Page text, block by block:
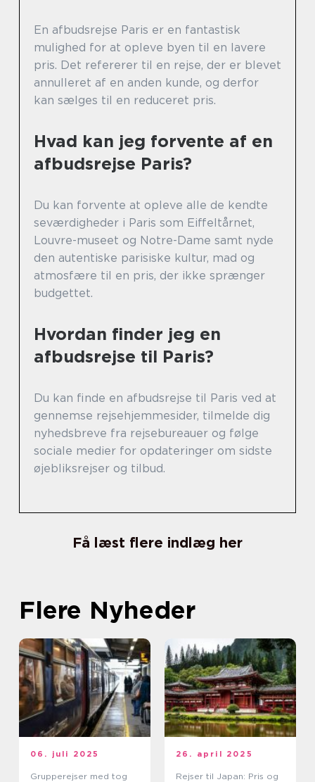
En afbudsrejse Paris er en fantastisk
mulighed for at opleve byen til en lavere
pris. Det refererer til en rejse, der er blevet
annulleret af en anden kunde, og derfor
kan sælges til en reduceret pris.
Hvad kan jeg forvente af en
afbudsrejse Paris?
Du kan forvente at opleve alle de kendte
seværdigheder i Paris som Eiffeltårnet,
Louvre-museet og Notre-Dame samt nyde
den autentiske parisiske kultur, mad og
atmosfære til en pris, der ikke sprænger
budgettet.
Hvordan finder jeg en
afbudsrejse til Paris?
Du kan finde en afbudsrejse til Paris ved at
gennemse rejsehjemmesider, tilmelde dig
nyhedsbreve fra rejsebureauer og følge
sociale medier for opdateringer om sidste
øjebliksrejser og tilbud.
Få læst flere indlæg her
Flere Nyheder
06. juli 2025
Grupperejser med tog
26. april 2025
Rejser til Japan: Pris og